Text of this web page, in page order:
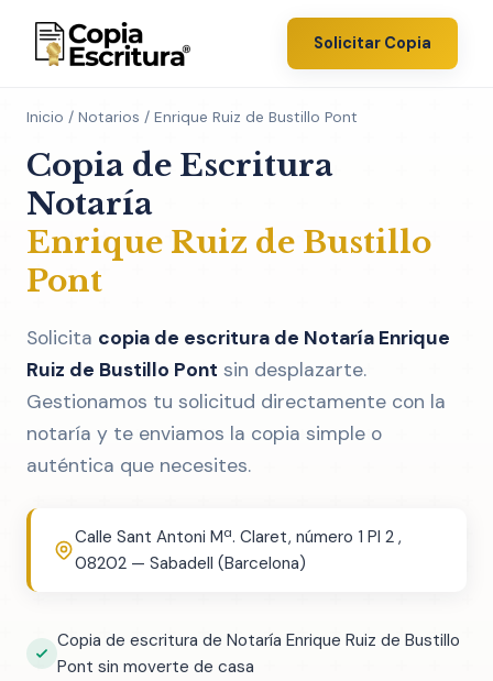
Solicitar Copia
Inicio / Notarios / Enrique Ruiz de Bustillo Pont
Copia de Escritura
Notaría
Enrique Ruiz de Bustillo
Pont
Solicita copia de escritura de Notaría Enrique
Ruiz de Bustillo Pont sin desplazarte.
Gestionamos tu solicitud directamente con la
notaría y te enviamos la copia simple o
auténtica que necesites.
Calle Sant Antoni Mª. Claret, número 1 Pl 2 ,
08202 — Sabadell (Barcelona)
Copia de escritura de Notaría Enrique Ruiz de Bustillo
Pont sin moverte de casa